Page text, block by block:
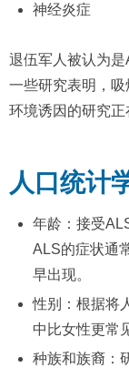
神经炎症
退伍军人被认为是
一些研究表明，
环境诱因的研究正
人口统计
年龄：接受
ALS的症状通
早出现。
性别：根据将
中比女性更常
种族和族裔：